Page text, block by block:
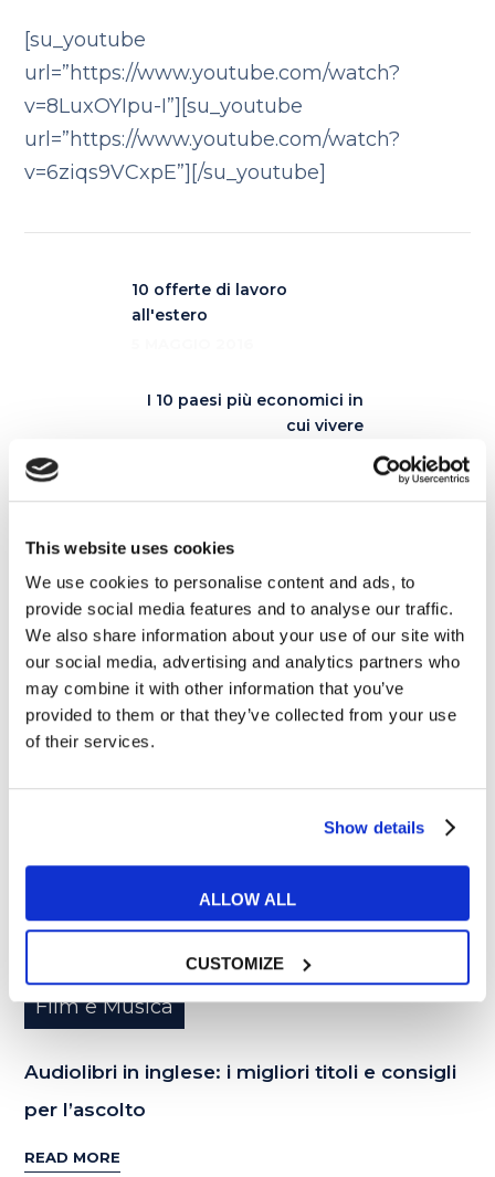
This website uses cookies
We use cookies to personalise content and ads, to
provide social media features and to analyse our traffic.
We also share information about your use of our site with
our social media, advertising and analytics partners who
may combine it with other information that you’ve
provided to them or that they’ve collected from your use
of their services.
Show details
ALLOW ALL
CUSTOMIZE
[su_youtube
url=”https://www.youtube.com/watch?
v=8LuxOYIpu-I”][su_youtube
url=”https://www.youtube.com/watch?
v=6ziqs9VCxpE”][/su_youtube]
10 offerte di lavoro
all'estero
I 10 paesi più economici in
cui vivere
Articoli correlati
19
OTT
Film e Musica
Audiolibri in inglese: i migliori titoli e consigli
per l’ascolto
READ MORE